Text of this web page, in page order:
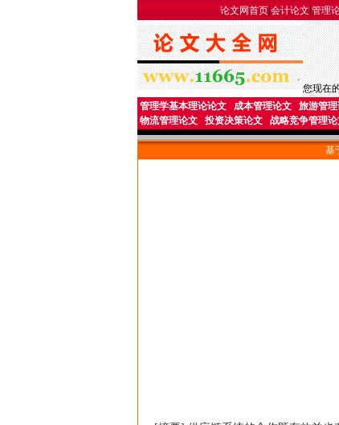
论文网首页|会计论文|管理
您现在
管理学基本理论论文
成本管理论文 旅游管
物流管理论文
投资决策论文 战略竞争管理论
基